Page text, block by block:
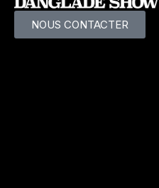
NOUS CONTACTER